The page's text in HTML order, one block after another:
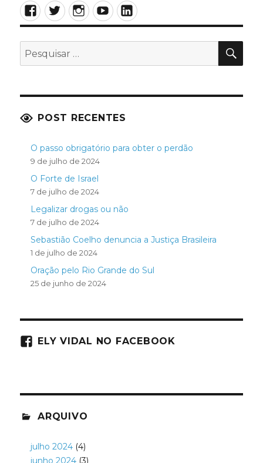
Facebook
TwitterInstagram
YouTubeLinkedIn
Pesquisar
POST RECENTES
O passo obrigatório para obter o perdão
9 de julho de 2024
O Forte de Israel
7 de julho de 2024
Legalizar drogas ou não
7 de julho de 2024
Sebastião Coelho denuncia a Justiça Brasileira
1 de julho de 2024
Oração pelo Rio Grande do Sul
25 de junho de 2024
ELY VIDAL NO FACEBOOK
ARQUIVO
julho 2024(4)
junho 2024(3)